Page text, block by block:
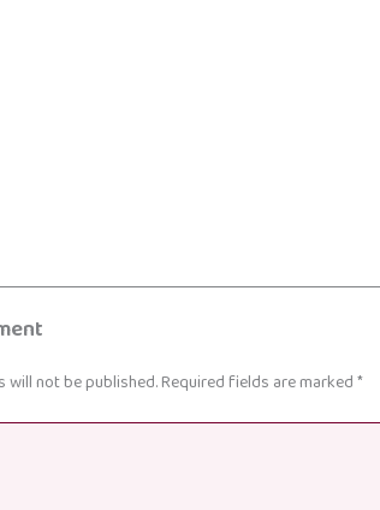
will not be published.Required fields are marked*